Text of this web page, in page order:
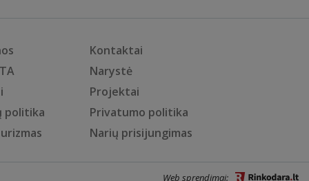
Kontaktai
Narystė
Projektai
politika
Privatumo politika
Narių prisijungimas
Web sprendimai: